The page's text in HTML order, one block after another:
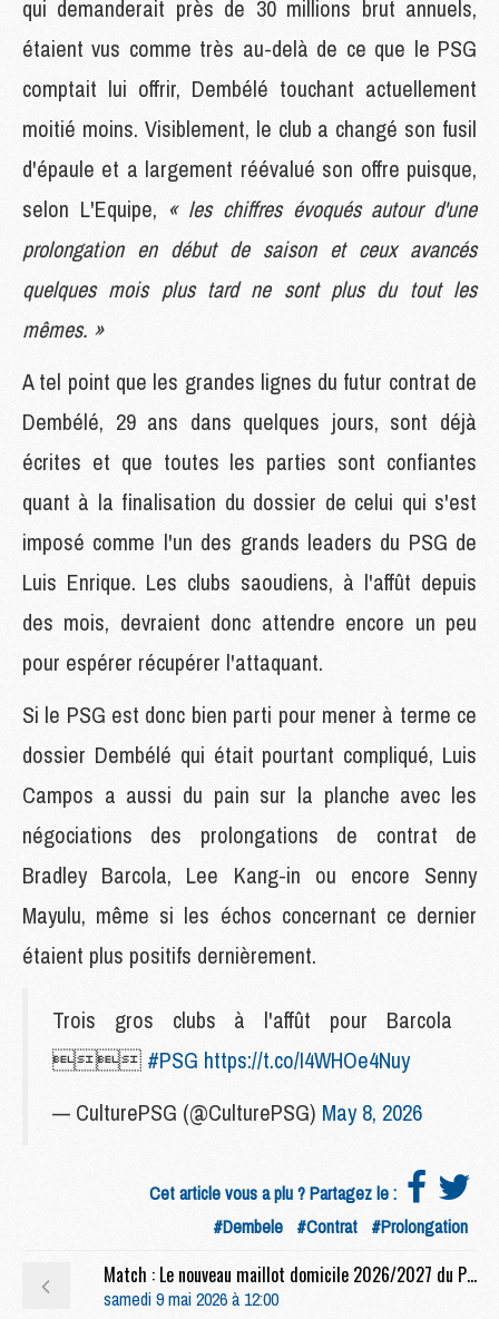
qui demanderait près de 30 millions brut annuels,
étaient vus comme très au-delà de ce que le PSG
comptait lui offrir, Dembélé touchant actuellement
moitié moins. Visiblement, le club a changé son fusil
d'épaule et a largement réévalué son offre puisque,
selon L'Equipe, « les chiffres évoqués autour d'une
prolongation en début de saison et ceux avancés
quelques mois plus tard ne sont plus du tout les
mêmes. »
A tel point que les grandes lignes du futur contrat de
Dembélé, 29 ans dans quelques jours, sont déjà
écrites et que toutes les parties sont confiantes
quant à la finalisation du dossier de celui qui s'est
imposé comme l'un des grands leaders du PSG de
Luis Enrique. Les clubs saoudiens, à l'affût depuis
des mois, devraient donc attendre encore un peu
pour espérer récupérer l'attaquant.
Si le PSG est donc bien parti pour mener à terme ce
dossier Dembélé qui était pourtant compliqué, Luis
Campos a aussi du pain sur la planche avec les
négociations des prolongations de contrat de
Bradley Barcola, Lee Kang-in ou encore Senny
Mayulu, même si les échos concernant ce dernier
étaient plus positifs dernièrement.
Trois gros clubs à l'affût pour Barcola
 #PSG https://t.co/I4WHOe4Nuy
— CulturePSG (@CulturePSG) May 8, 2026
Cet article vous a plu ? Partagez le :
#Dembele #Contrat #Prolongation
Match : Le nouveau maillot domicile 2026/2027 du PSG lancé
samedi 9 mai 2026 à 12:00